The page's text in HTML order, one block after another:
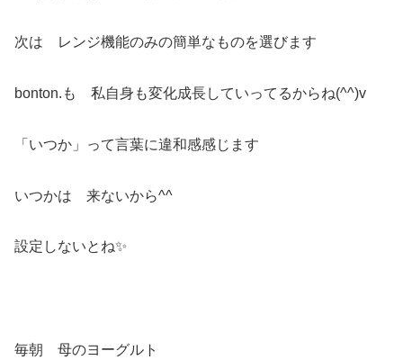
次は レンジ機能のみの簡単なものを選びます
bonton.も 私自身も変化成長していってるからね(^^)v
「いつか」って言葉に違和感感じます
いつかは 来ないから^^
設定しないとね✨
毎朝 母のヨーグルト